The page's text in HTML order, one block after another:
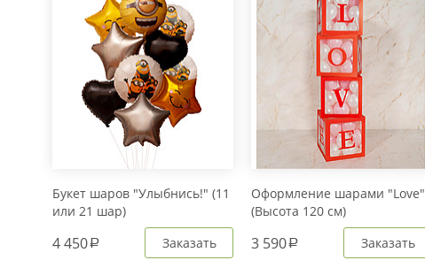
Букет шаров "Улыбнись!" (11
или 21 шар)
4 450a Заказать
Оформление шарами "Love"
(Высота 120 см)
3 590a Заказать